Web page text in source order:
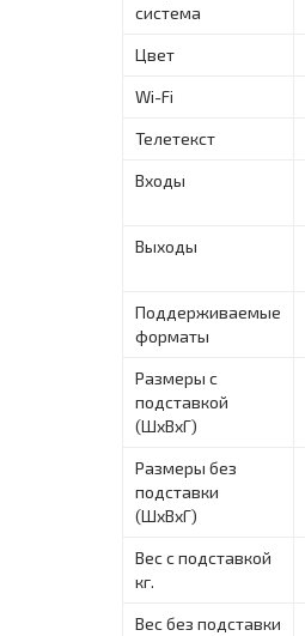
система
Цвет
Wi-Fi
Телетекст
Входы
Выходы
Поддерживаемые
форматы
Размеры с
подставкой
(ШxВxГ)
Размеры без
подставки
(ШxВxГ)
Вес с подставкой
кг.
Вес без подставки